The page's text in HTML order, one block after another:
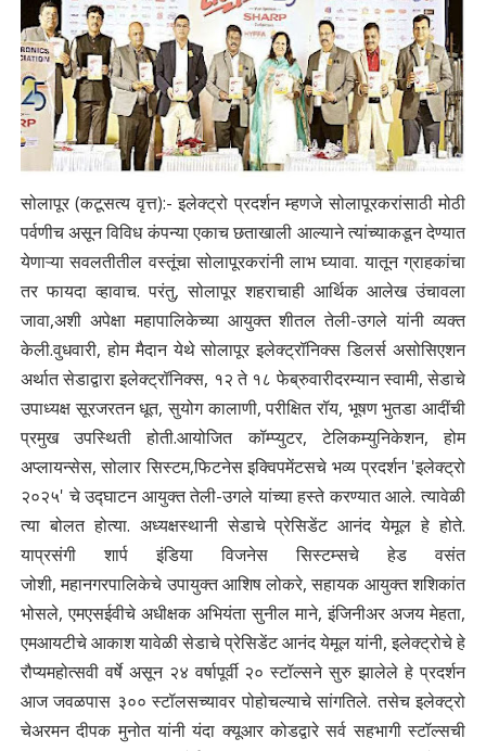
सोलापूर (कटूसत्य वृत्त):- इलेक्ट्रो प्रदर्शन म्हणजे सोलापूरकरांसाठी मोठी
पर्वणीचअसून विविध कंपन्या एकाच छताखाली आल्याने त्यांच्याकडून देण्यात
येणाऱ्या सवलतीतीलवस्तूंचा सोलापूरकरांनी लाभ घ्यावा. यातून ग्राहकांचा
तर फायदा व्हावाच. परंतु, सोलापूर शहराचाहीआर्थिक आलेख उंचावला
जावा,अशी अपेक्षा महापालिकेच्या आयुक्त शीतल तेली-उगले यांनीव्यक्त
केली.वुधवारी, होम मैदान येथे सोलापूर इलेक्ट्रॉनिक्स डिलर्स असोसिएशन
अर्थात सेडाद्वाराइलेक्ट्रॉनिक्स, १२ ते १८ फेब्रुवारीदरम्यान स्वामी, सेडाचे
उपाध्यक्ष सूरजरतन धूत, सुयोग कालाणी, परीक्षित रॉय, भूषण भुतडा आदींची
प्रमुख उपस्थिती होती.आयोजित कॉम्प्युटर, टेलिकम्युनिकेशन, होम
अप्लायन्सेस, सोलार सिस्टम,फिटनेस इक्विपमेंटसचे भव्य प्रदर्शन 'इलेक्ट्रो
२०२५' चे उद्घाटनआयुक्त तेली-उगले यांच्या हस्ते करण्यात आले. त्यावेळी
त्या बोलत होत्या. अध्यक्षस्थानी सेडाचेप्रेसिडेंट आनंद येमूल हे होते.
याप्रसंगी शार्प इंडिया विजनेस सिस्टम्सचे हेड वसंत
जोशी,महानगरपालिकेचे उपायुक्त आशिष लोकरे, सहायक आयुक्त शशिकांत
भोसले, एमएसईवीचे अधीक्षकअभियंता सुनील माने, इंजिनीअर अजय मेहता,
एमआयटीचे आकाश यावेळी सेडाचे प्रेसिडेंटआनंद येमूल यांनी, इलेक्ट्रोचे हे
रौप्यमहोत्सवी वर्षे असून २४ वर्षापूर्वी २० स्टॉल्सने सुरु झालेलेहे प्रदर्शन
आज जवळपास ३०० स्टॉलसच्यावर पोहोचल्याचे सांगतिले. तसेच इलेक्ट्रो
चेअरमन दीपक मुनोत यांनी यंदा क्यूआर कोडद्वारे सर्व सहभागी स्टॉल्सची